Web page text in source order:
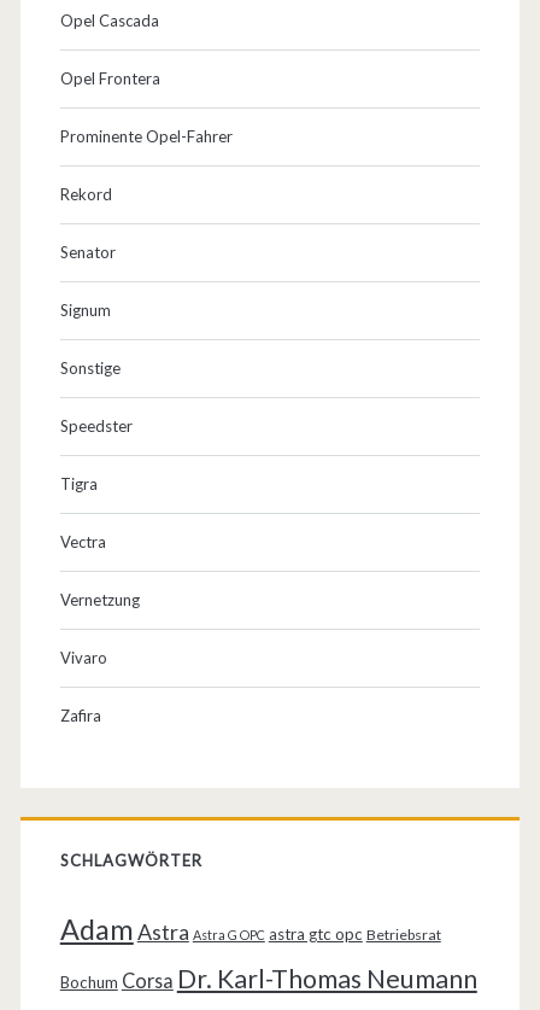
Opel Cascada
Opel Frontera
Prominente Opel-Fahrer
Rekord
Senator
Signum
Sonstige
Speedster
Tigra
Vectra
Vernetzung
Vivaro
Zafira
SCHLAGWÖRTER
AdamAstra Astra G OPC astra gtc opc Betriebsrat
Bochum Corsa Dr. Karl-Thomas Neumann